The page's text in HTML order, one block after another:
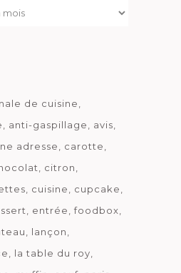
de cuisine
anti-gaspillage
avis
adresse
carotte
citron
cuisine
cupcake
entrée
foodbox
lançon
la table du roy